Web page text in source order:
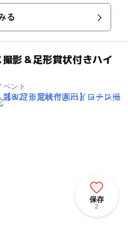
たくさんのご参
る
影＆足形賞状付きハイ
ベント
保存
2